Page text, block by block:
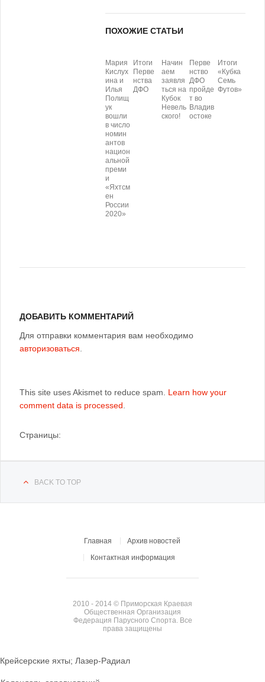
ПОХОЖИЕ СТАТЬИ
Мария
Кислух
ина и
Илья
Полищ
ук
вошли
в число
номин
антов
национ
альной
преми
и
«Яхтсм
ен
России
2020»
Итоги
Перве
нства
ДФО
Начин
аем
заявля
ться на
Кубок
Невель
ского!
Перве
нство
ДФО
пройде
т во
Владив
остоке
Итоги
«Кубка
Семь
Футов»
ДОБАВИТЬ КОММЕНТАРИЙ
Для отправки комментария вам необходимо
авторизоваться
This site uses Akismet to reduce spam. Learn how your
comment data is processed
Страницы:
BACK TO TOP
Главная
Архив новостей
Контактная информация
2010 - 2014 © Приморская Краевая
Общественная Организация
Федерация Парусного Спорта. Все
права защищены
Крейсерские яхты; Лазер-Радиал